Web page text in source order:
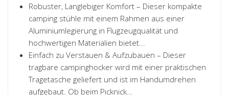
Robuster, Langlebiger Komfort – Dieser kompakte
camping stühle mit einem Rahmen aus einer
Aluminiumlegierung in Flugzeugqualität und
hochwertigen Materialien bietet...
Einfach zu Verstauen & Aufzubauen – Dieser
tragbare campinghocker wird mit einer praktischen
Tragetasche geliefert und ist im Handumdrehen
aufgebaut. Ob beim Picknick...